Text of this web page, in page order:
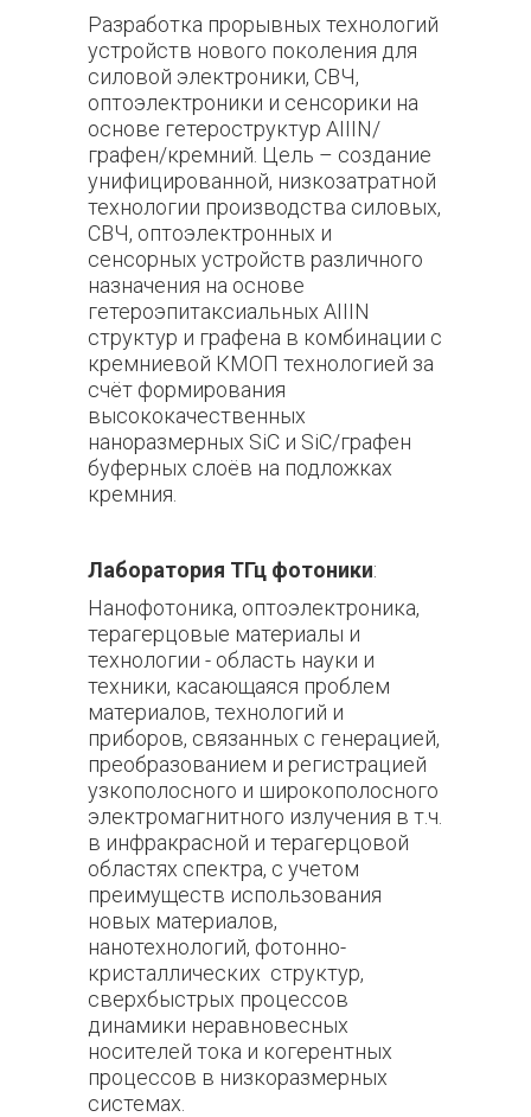
Разработка прорывных технологий
устройств нового поколения для
силовой электроники, СВЧ,
оптоэлектроники и сенсорики на
основе гетероструктур AIIIN/
графен/кремний. Цель – создание
унифицированной, низкозатратной
технологии производства силовых,
СВЧ, оптоэлектронных и
сенсорных устройств различного
назначения на основе
гетероэпитаксиальных AIIIN
структур и графена в комбинации с
кремниевой КМОП технологией за
счёт формирования
высококачественных
наноразмерных SiC и SiC/графен
буферных слоёв на подложках
кремния.
Лаборатория ТГц фотоники:
Нанофотоника, оптоэлектроника,
терагерцовые материалы и
технологии - область науки и
техники, касающаяся проблем
материалов, технологий и
приборов, связанных с генерацией,
преобразованием и регистрацией
узкополосного и широкополосного
электромагнитного излучения в т.ч.
в инфракрасной и терагерцовой
областях спектра, с учетом
преимуществ использования
новых материалов,
нанотехнологий, фотонно-
кристаллических структур,
сверхбыстрых процессов
динамики неравновесных
носителей тока и когерентных
процессов в низкоразмерных
системах.